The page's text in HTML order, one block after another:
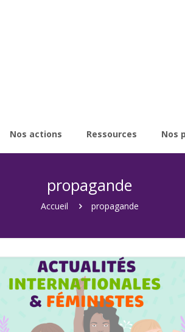
Nos actions Ressources Nos
propagande
Accueil propagande